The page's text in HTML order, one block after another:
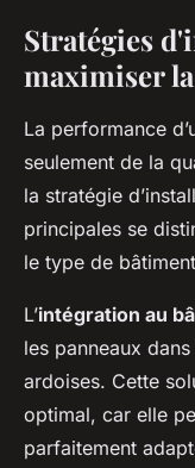
Stratégies
maximiser
La performance
seulement de la
la stratégie
principales se
le type de
L’intégration au
les panneaux
ardoises. Cette
optimal, car elle
parfaitement